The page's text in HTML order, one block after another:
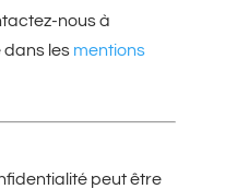
nous à
dans les mentions
peut être